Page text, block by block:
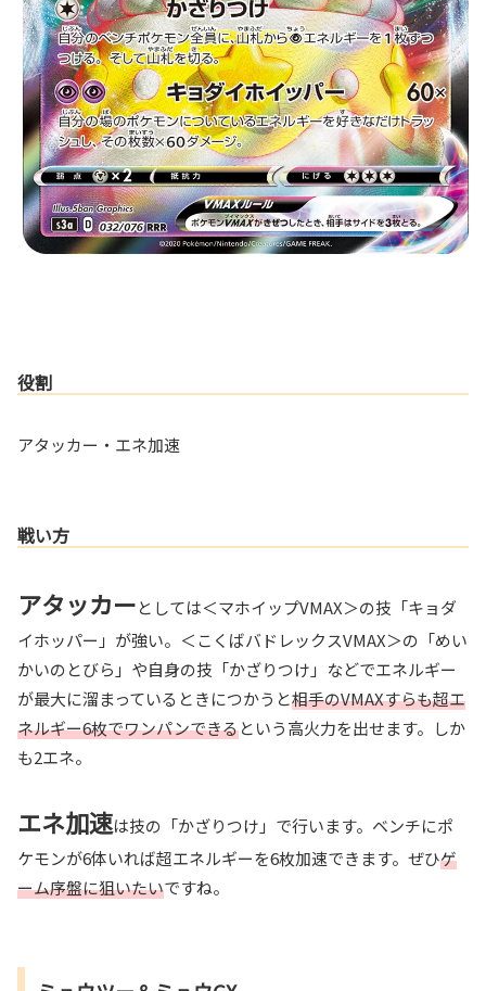
役割
アタッカー・エネ加速
戦い方
アタッカーとしては＜マホイップVMAX＞の技「キョダ
イホッパー」が強い。＜こくばバドレックスVMAX＞の「めい
かいのとびら」や自身の技「かざりつけ」などでエネルギー
が最大に溜まっているときにつかうと相手のVMAXすらも超エ
ネルギー6枚でワンパンできるという高火力を出せます。しか
も2エネ。
エネ加速は技の「かざりつけ」で行います。ベンチにポ
ケモンが6体いれば超エネルギーを6枚加速できます。ぜひゲ
ーム序盤に狙いたいですね。